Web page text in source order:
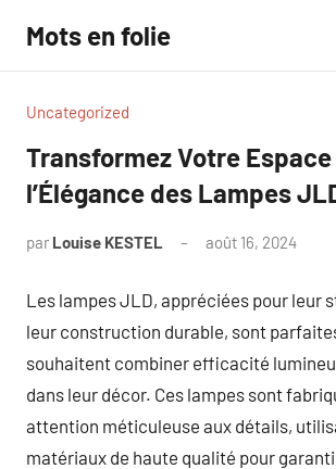
contenu
Mots en folie
Uncategorized
Transformez Votre
l’Élégance des Lampes
par Louise KESTEL août 16, 2024
Les lampes JLD, appréciées pour leur
leur construction durable, sont
souhaitent combiner efficacité
dans leur décor. Ces lampes sont
attention méticuleuse aux détails,
matériaux de haute qualité pour